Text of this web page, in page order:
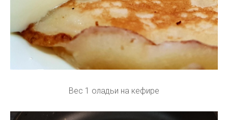
Вес 1 оладьи на кефире